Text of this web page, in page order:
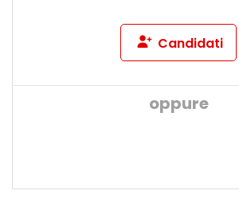
Candidati
oppure